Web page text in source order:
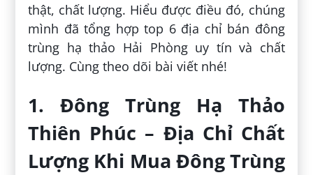
thật, chất lượng. Hiểu được điều đó, chúng
mình đã tổng hợp top 6 địa chỉ bán đông
trùng hạ thảo Hải Phòng uy tín và chất
lượng. Cùng theo dõi bài viết nhé!
1. Đông Trùng Hạ Thảo
Thiên Phúc – Địa Chỉ Chất
Lượng Khi Mua Đông Trùng